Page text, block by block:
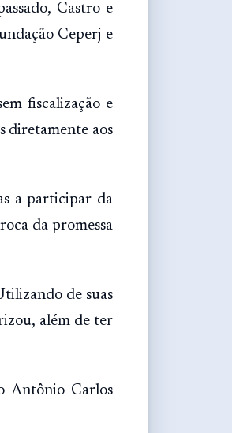
Castro e
Ceperj e
fiscalização e
diretamente aos
a participar da
da promessa
de suas
além de ter
Antônio Carlos